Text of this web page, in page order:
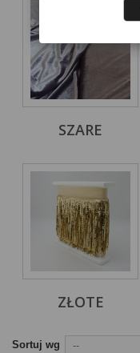
SZARE
ZŁOTE
Sortuj wg --